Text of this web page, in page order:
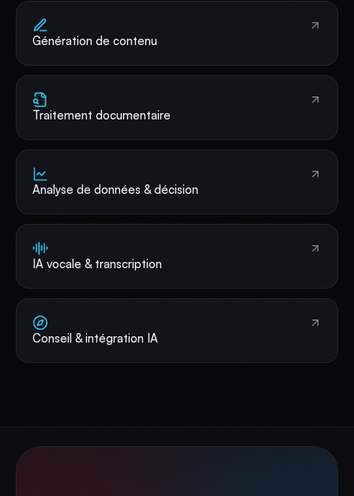
Génération de contenu
Traitement documentaire
Analyse de données & décision
IA vocale & transcription
Conseil & intégration IA